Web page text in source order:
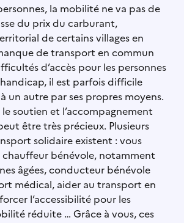
la mobilité ne va pas de
du prix du carburant,
de certains villages en
de transport en commun
d’accès pour les personnes
il est parfois difficile
un autre par ses propres moyens.
le soutien et l’accompagnement
être très précieux. Plusieurs
solidaire existent : vous
bénévole, notamment
âgées, conducteur bénévole
médical, aider au transport en
l’accessibilité pour les
réduite … Grâce à vous, ces